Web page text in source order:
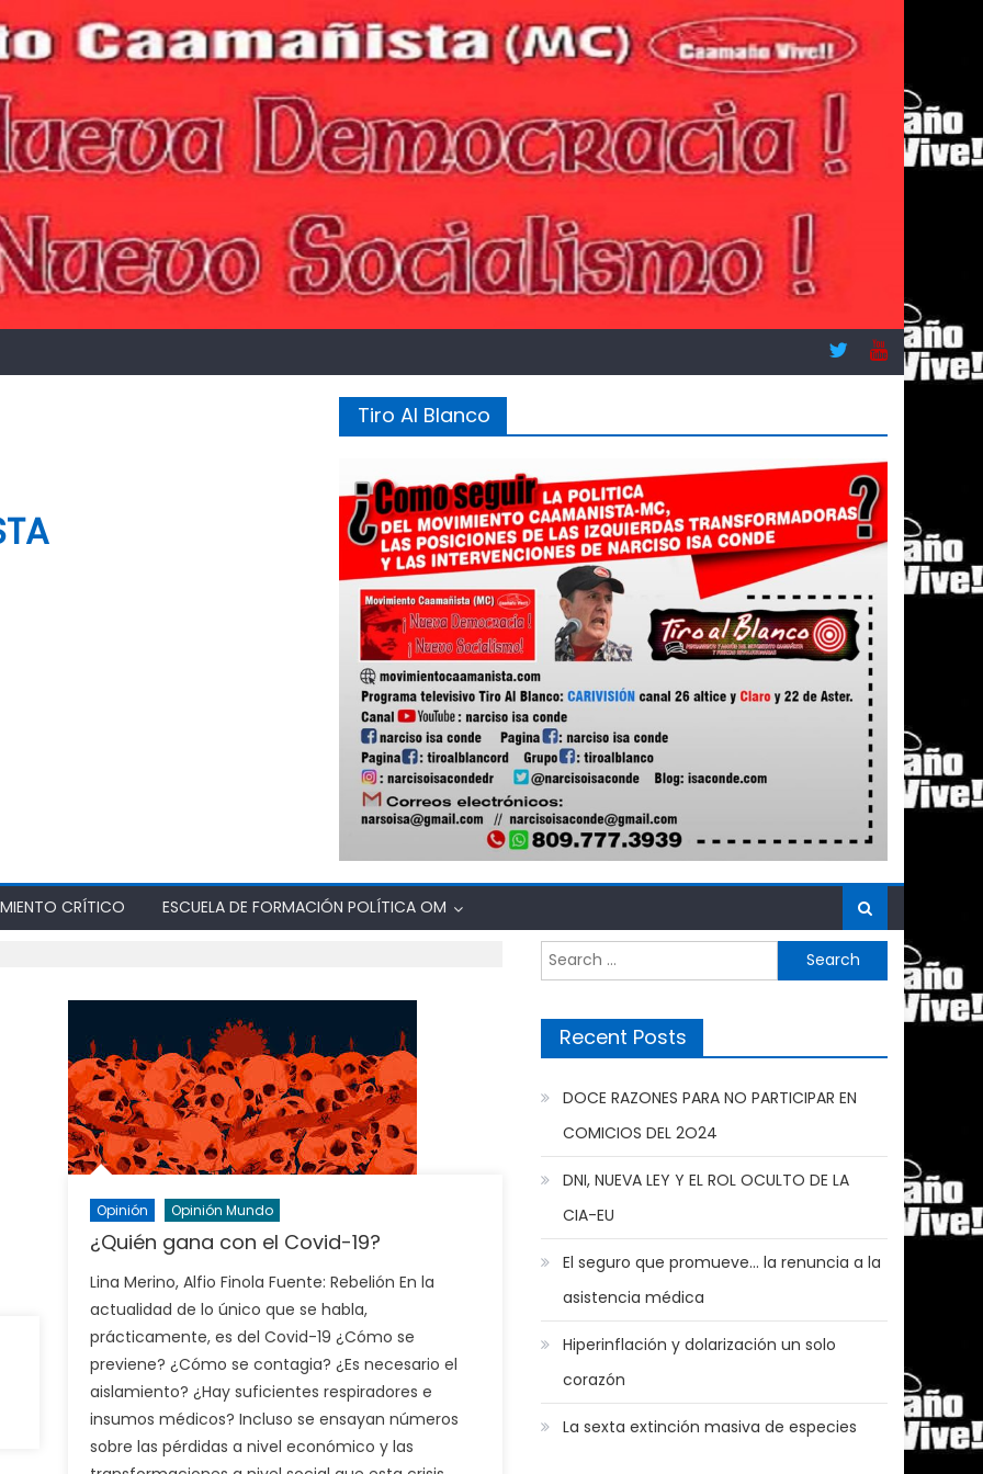
Tiro Al Blanco
CRÍTICO ESCUELA DE FORMACIÓN POLÍTICA OM
Opinión Opinión Mundo
¿Quién gana con el Covid-19?
Lina Merino, Alfio Finola Fuente: Rebelión En la
actualidad de lo único que se habla,
prácticamente, es del Covid-19 ¿Cómo se
previene? ¿Cómo se contagia? ¿Es necesario el
aislamiento? ¿Hay suficientes respiradores e
insumos médicos? Incluso se ensayan números
sobre las pérdidas a nivel económico y las
Search
for:
Recent Posts
DOCE RAZONES PARA NO PARTICIPAR EN
COMICIOS DEL 2O24
DNI, NUEVA LEY Y EL ROL OCULTO DE LA
CIA-EU
El seguro que promueve… la renuncia a la
asistencia médica
Hiperinflación y dolarización un solo
corazón
La sexta extinción masiva de especies